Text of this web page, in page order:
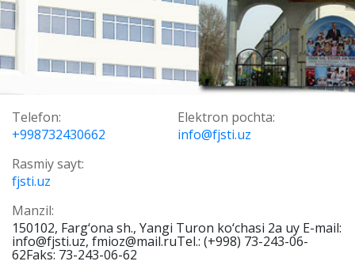
Telefon:
+998732430662
Elektron pochta:
info@fjsti.uz
Rasmiy sayt:
fjsti.uz
Manzil:
150102, Farg‘ona sh., Yangi Turon ko‘chasi 2a uy E-mail:
info@fjsti.uz, fmioz@mail.ruTel.: (+998) 73-243-06-
62Faks: 73-243-06-62